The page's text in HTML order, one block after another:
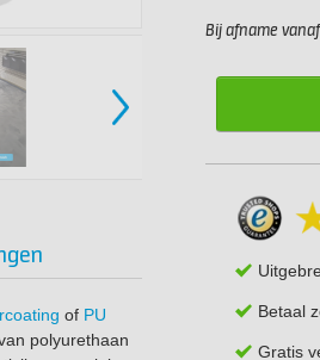
of PU
polyurethaan
Bij afname
Betaal
Gratis